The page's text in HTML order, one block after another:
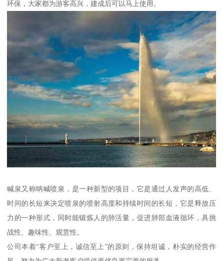
环保，大家都为游客高兴，建成后可以马上使用。
喊泉又称呐喊喷泉，是一种新型的项目，它是通过人发声的高低、
时间的长短来决定喷泉的喷射高度和持续时间的长短，它是释放压
力的一种形式，同时能锻炼人的肺活量，促进肺部血液循环，具挑
战性、趣味性、观赏性。
公司本着“客户至上，诚信至上”的原则，保持坦诚，朴实的经营作